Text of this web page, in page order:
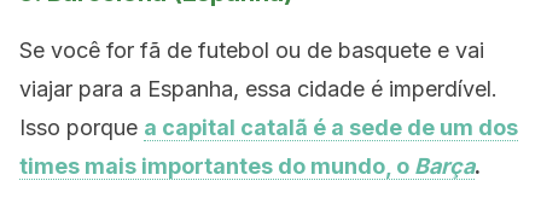
Se você for fã de futebol ou de basquete e vai
viajar para a Espanha, essa cidade é imperdível.
Isso porque a capital catalã é a sede de um dos
times mais importantes do mundo, o Barça.